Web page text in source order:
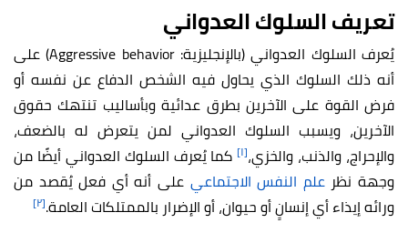
تعريف السلوك العدواني
يُعرف السلوك العدواني (بالإنجليزية: Aggressive behavior) على
أنه ذلك السلوك الذي يحاول فيه الشخص الدفاع عن نفسه أو
فرض القوة على الآخرين بطرق عدائية وبأساليب تنتهك حقوق
الآخرين، ويسبب السلوك العدواني لمن يتعرض له بالضعف،
والإحراج، والذنب، والخزي،[١] كما يُعرف السلوك العدواني أيضًا من
وجهة نظرعلم النفس الاجتماعي على أنه أي فعل يُقصد من
ورائه إيذاء أي إنسانٍ أو حيوان، أو الإضرار بالممتلكات العامة.[٢]